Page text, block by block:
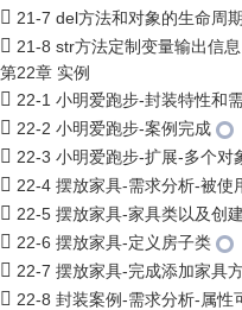
21-7 del方法和对象的生命周期
21-8 str方法定制变量输出信息
第22章 实例
22-1 小明爱跑步-封装特性和
22-2 小明爱跑步-案例完成
22-3 小明爱跑步-扩展-多个对
22-4 摆放家具-需求分析-被使
22-5 摆放家具-家具类以及创
22-6 摆放家具-定义房子类
22-7 摆放家具-完成添加家具
22-8 封装案例-需求分析-属性